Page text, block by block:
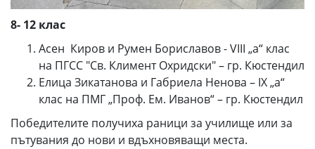
8- 12 клас
Асен Киров и Румен Бориславов - VIII „а“ клас
на ПГСС "Св. Климент Охридски" – гр. Кюстендил
Елица Зикатанова и Габриела Ненова – IX „а“
клас на ПМГ „Проф. Ем. Иванов“ – гр. Кюстендил
Победителите получиха раници за училище или за
пътувания до нови и вдъхновяващи места.